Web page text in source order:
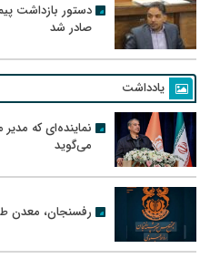
دستور بازداشت
صادر شد
یادداشت
نماینده‌ای که
می‌گوید
رفسنجان، معدن